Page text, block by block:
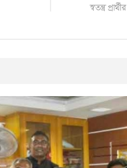
স্বতন্ত্র প্রার্থীর